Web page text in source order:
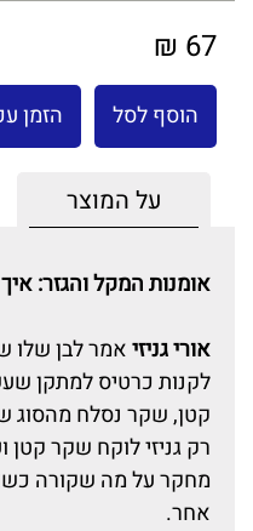
67 ₪
הוסף לסל הזמן
על המוצר
אומנות המקל והגזר:
אורי גניזיאמר לבן שלו
לקנות כרטיס למתקן
קטן, שקר נסלח מהסוג
רק גניזי לוקח שקר קטן
מחקר על מה שקורה
אחר.